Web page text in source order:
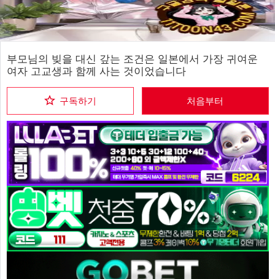
부모님의 빚을 대신 갚는 조건은 일본에서 가장 귀여운
여자 고교생과 함께 사는 것이었습니다
구독하기 처음부터